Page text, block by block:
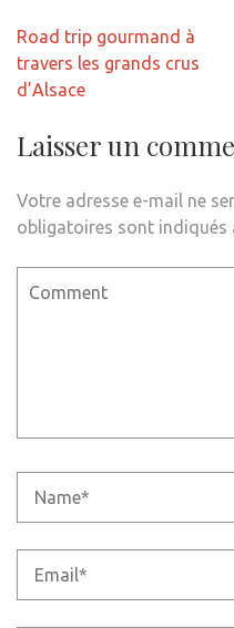
Navigation
de
l’article
Road trip gourmand à
travers les grands crus
d’Alsace
Laisser un
Votre adresse e-mail ne
obligatoires sont indiqués